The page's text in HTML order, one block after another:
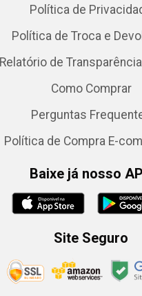
Política de
Política de Troca e
Relatório de
Como Comprar
Perguntas
Política de Compra E-
Baixe já nosso
Site Seguro